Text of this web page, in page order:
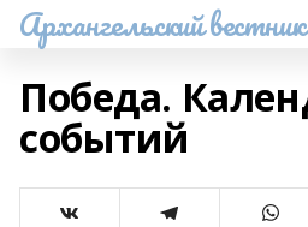
Архангельский вестник
Победа.
событий